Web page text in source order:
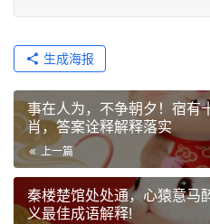
生成海报
事在人为，不争朝夕！宿有
肖，答案诠释解释落实
上一篇
秦楼楚馆处处通，心猿意马
义最佳成语解释!